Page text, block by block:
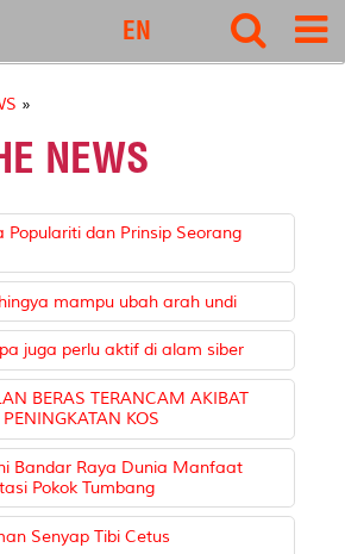
EN
»
NEWS
Populariti dan Prinsip Seorang
mampu ubah arah undi
juga perlu aktif di alam siber
BERAS TERANCAM AKIBAT
KOS
Bandar Raya Dunia Manfaat
Pokok Tumbang
Senyap Tibi Cetus